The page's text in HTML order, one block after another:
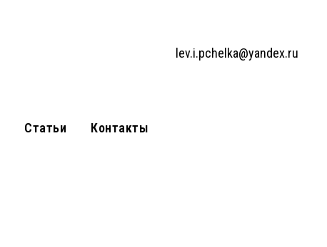
lev.i.pchelka@yandex.ru
Статьи Контакты